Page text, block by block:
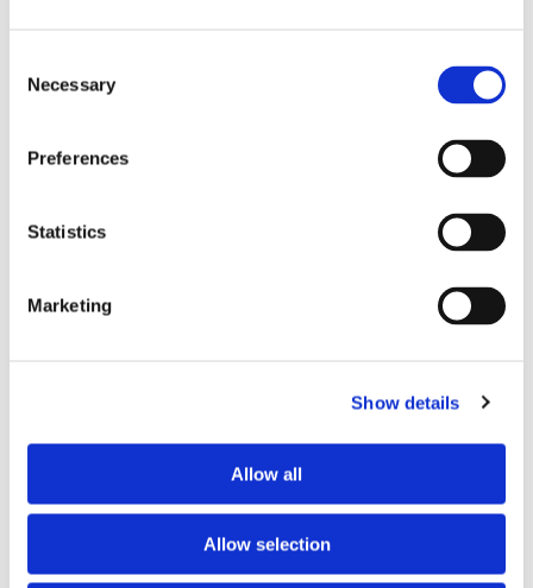
Selection
Necessary
Preferences
Statistics
Marketing
Show details
Allow all
Allow selection
Accès à la cuisine
à certaines heures
souvent
Utilisation du salon
limité
je ne reçois pas d’invités